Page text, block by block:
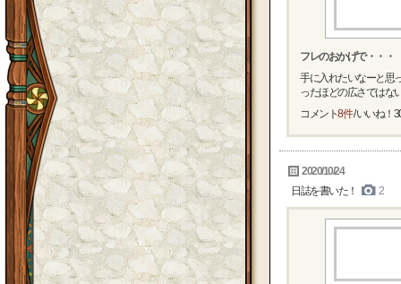
フレのおかげで・・・
手に入れたいなーと思
ったほどの広さではな
コメント8件/ いいね！
2020/10/24
日誌を書いた！
2